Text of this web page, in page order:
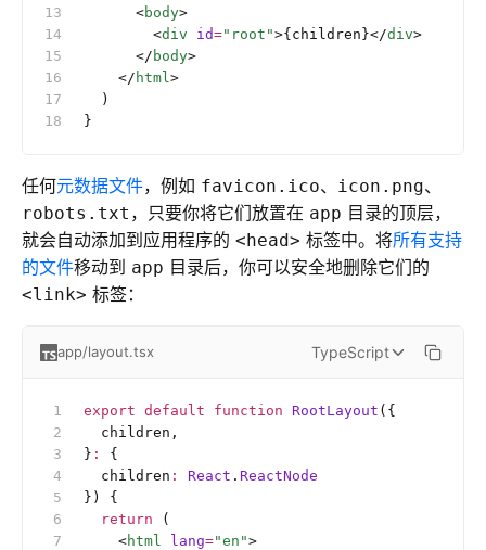
      <
body>
        <
div id="root">{children}</div>
      </
body>
    </
html>
  )
}
任何元数据文件，例如 favicon.ico、 icon.png、
robots.txt ，只要你将它们放置在 app 目录的顶层，
就会自动添加到应用程序的 <head> 标签中。将所有支持
的文件移动到 app 目录后，你可以安全地删除它们的
<link> 标签：
app/layout.tsx TypeScript
export default function RootLayout ({
  children,
} :
{
  children
: React . ReactNode
}) {
  return
(
    <
html lang="en">